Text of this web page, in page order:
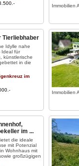
Immobilien
Tierliebhaber
Idylle nahe
Ideal für
künstlerische
in die
im
Immobilien
im ...
die ideale
mit Potenzial
Wohnhaus mit
großzügigen